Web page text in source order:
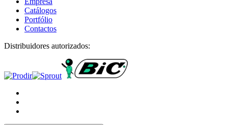
Catálogos
Portfólio
Contactos
Distribuidores autorizados: